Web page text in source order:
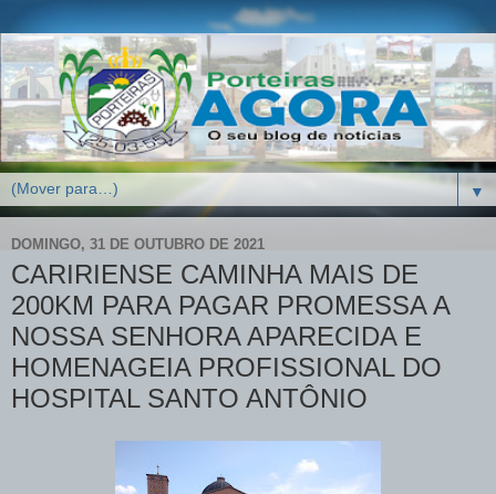
▼
DOMINGO, 31 DE OUTUBRO DE 2021
CARIRIENSE CAMINHA MAIS DE
200KM PARA PAGAR PROMESSA A
NOSSA SENHORA APARECIDA E
HOMENAGEIA PROFISSIONAL DO
HOSPITAL SANTO ANTÔNIO